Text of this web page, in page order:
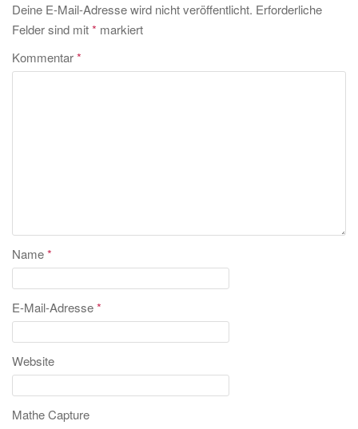
Deine E-Mail-Adresse wird nicht veröffentlicht. Erforderliche
Felder sind mit* markiert
Kommentar*
Name*
E-Mail-Adresse*
Website
Mathe Capture